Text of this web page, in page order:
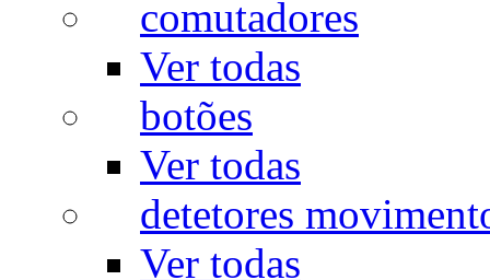
comutadores
Ver todas
botões
Ver todas
detetores
Ver todas